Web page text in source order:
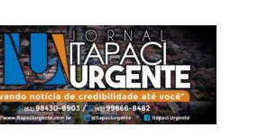
Campinorte
Campos Verdes
Carmo do Rio Verde
Catalão